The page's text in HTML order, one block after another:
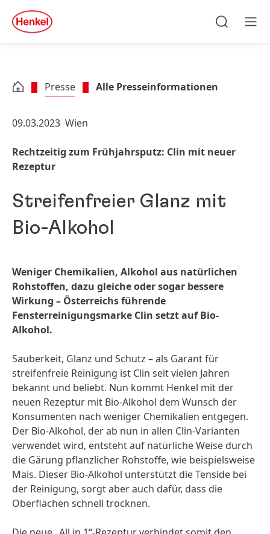
Zu Footer springen
quick
search
Presse Alle Presseinformationen
09.03.2023 Wien
Rechtzeitig zum Frühjahrsputz: Clin mit neuer
Rezeptur
Streifenfreier Glanz mit
Bio-Alkohol
Weniger Chemikalien, Alkohol aus natürlichen
Rohstoffen, dazu gleiche oder sogar bessere
Wirkung – Österreichs führende
Fensterreinigungsmarke Clin setzt auf Bio-
Alkohol.
Sauberkeit, Glanz und Schutz – als Garant für
streifenfreie Reinigung ist Clin seit vielen Jahren
bekannt und beliebt. Nun kommt Henkel mit der
neuen Rezeptur mit Bio-Alkohol dem Wunsch der
Konsumenten nach weniger Chemikalien entgegen.
Der Bio-Alkohol, der ab nun in allen Clin-Varianten
verwendet wird, entsteht auf natürliche Weise durch
die Gärung pflanzlicher Rohstoffe, wie beispielsweise
Mais. Dieser Bio-Alkohol unterstützt die Tenside bei
der Reinigung, sorgt aber auch dafür, dass die
Oberflächen schnell trocknen.